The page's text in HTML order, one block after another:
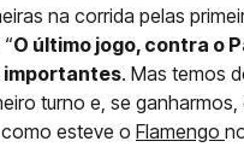
na corrida pelas
O último jogo, contra o
importantes. Mas temos
turno e, se
esteve o Flamengo